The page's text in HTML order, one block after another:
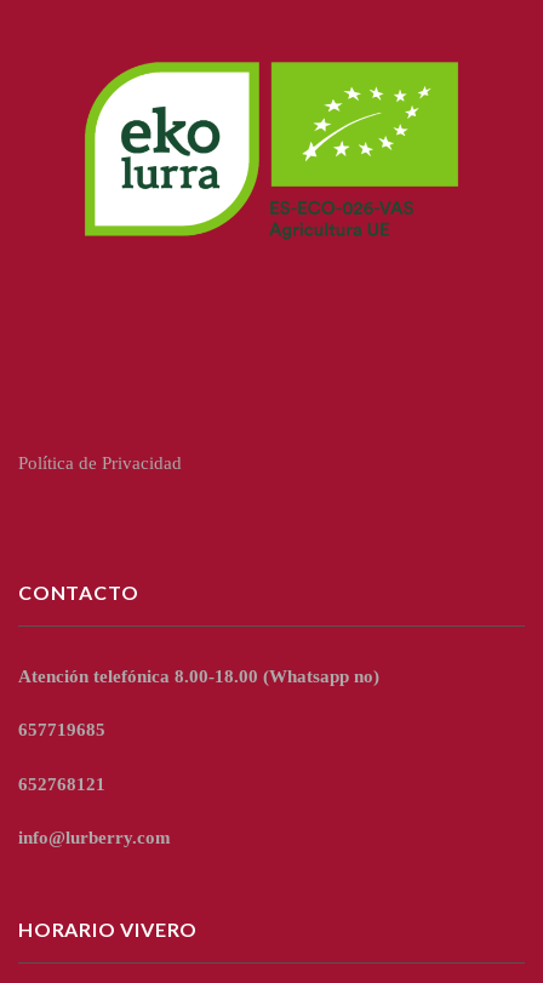
Política de Privacidad
CONTACTO
Atención telefónica 8.00-18.00 (Whatsapp no)
657719685
652768121
info@lurberry.com
HORARIO VIVERO